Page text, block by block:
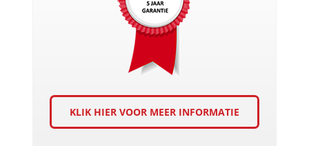
KLIK HIER VOOR MEER INFORMATIE